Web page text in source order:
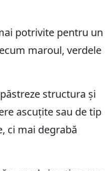
potrivite pentru un
maroul, verdele
structura și
ascuțite sau de tip
ci mai degrabă